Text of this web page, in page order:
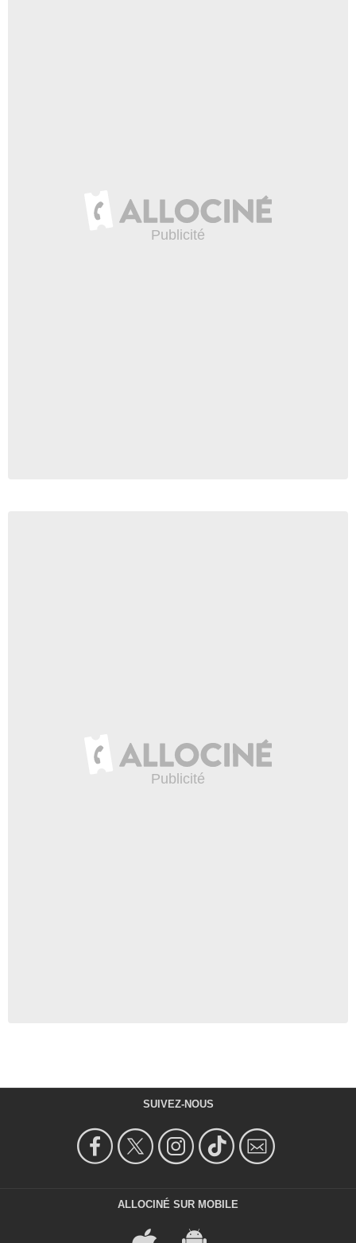
SUIVEZ-NOUS
ALLOCINÉ SUR MOBILE